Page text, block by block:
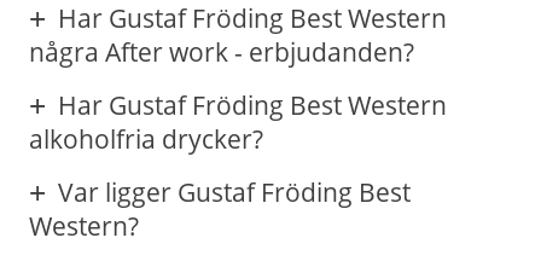
Har Gustaf Fröding Best Western
några After work - erbjudanden?
Har Gustaf Fröding Best Western
alkoholfria drycker?
Var ligger Gustaf Fröding Best
Western?